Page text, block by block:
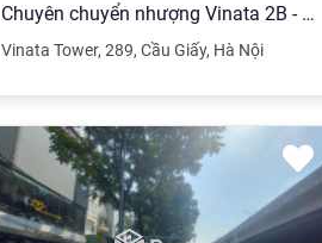
,Hà Nội
Chuyên chuyển nhượng Vinata 2B - Cam kết giá rẻ nhất thị trường - 2PN 4,4 tỷ - 3PN 4,8 tỷ
Vinata Tower, 289, Cầu Giấy, Hà Nội